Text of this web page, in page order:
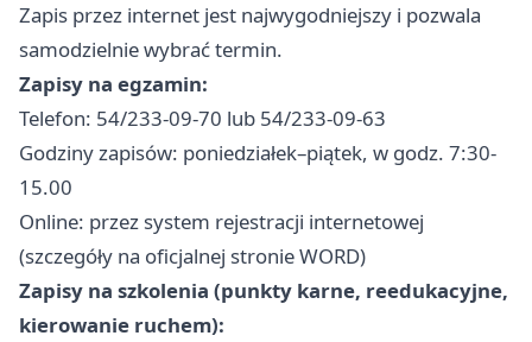
Zapis przez internet jest najwygodniejszy i pozwala
samodzielnie wybrać termin.
Zapisy na egzamin:
Telefon: 54/233-09-70 lub 54/233-09-63
Godziny zapisów: poniedziałek–piątek, w godz. 7:30-
15.00
Online: przez system rejestracji internetowej
(szczegóły na oficjalnej stronie WORD)
Zapisy na szkolenia (punkty karne, reedukacyjne,
kierowanie ruchem):